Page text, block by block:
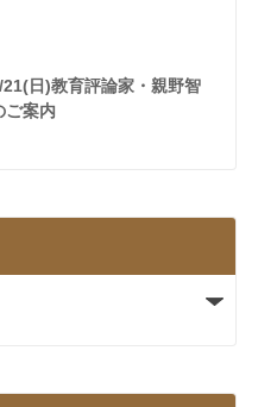
21(日)教育評論家・親野智
ご案内